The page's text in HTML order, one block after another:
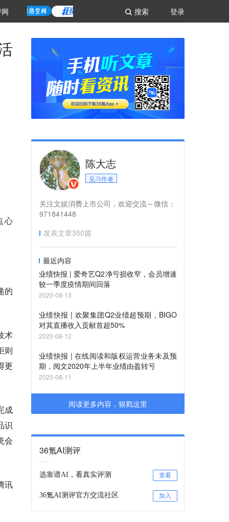
登录
搜索
心
的
术
则
更
成
识
会
讯
陈大志
见习作者
关注文娱消费上市公司，欢迎交流～微信：
971841448
发表文章350篇
最近内容
业绩快报 | 爱奇艺Q2净亏损收窄，会员增速
较一季度疫情期间回落
2020-08-13
业绩快报 | 欢聚集团Q2业绩超预期，BIGO
对其直播收入贡献首超50%
2020-08-12
业绩快报 | 在线阅读和版权运营业务未及预
期，阅文2020年上半年业绩由盈转亏
2020-08-11
阅读更多内容，狠戳这里
36氪AI测评
选靠谱AI，看真实评测 查看
36氪AI测评官方交流社区 加入